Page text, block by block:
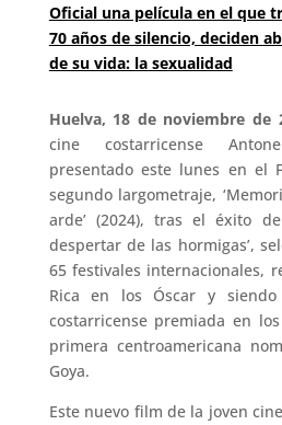
Oficial una película en el que
70 años de silencio, deciden
de su vida: la sexualidad
Huelva, 18 de noviembre de
cine costarricense
presentado este lunes en el
segundo largometraje,
arde’ (2024), tras el éxito
despertar de las hormigas’,
65 festivales internacionales,
Rica en los Óscar y
costarricense premiada en
primera centroamericana
Goya.
Este nuevo film de la joven